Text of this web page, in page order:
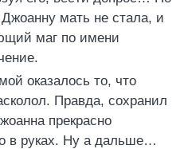
мать не стала, и
маг по имени
оказалось то, что
Правда, сохранил
прекрасно
в руках. Ну а дальше…